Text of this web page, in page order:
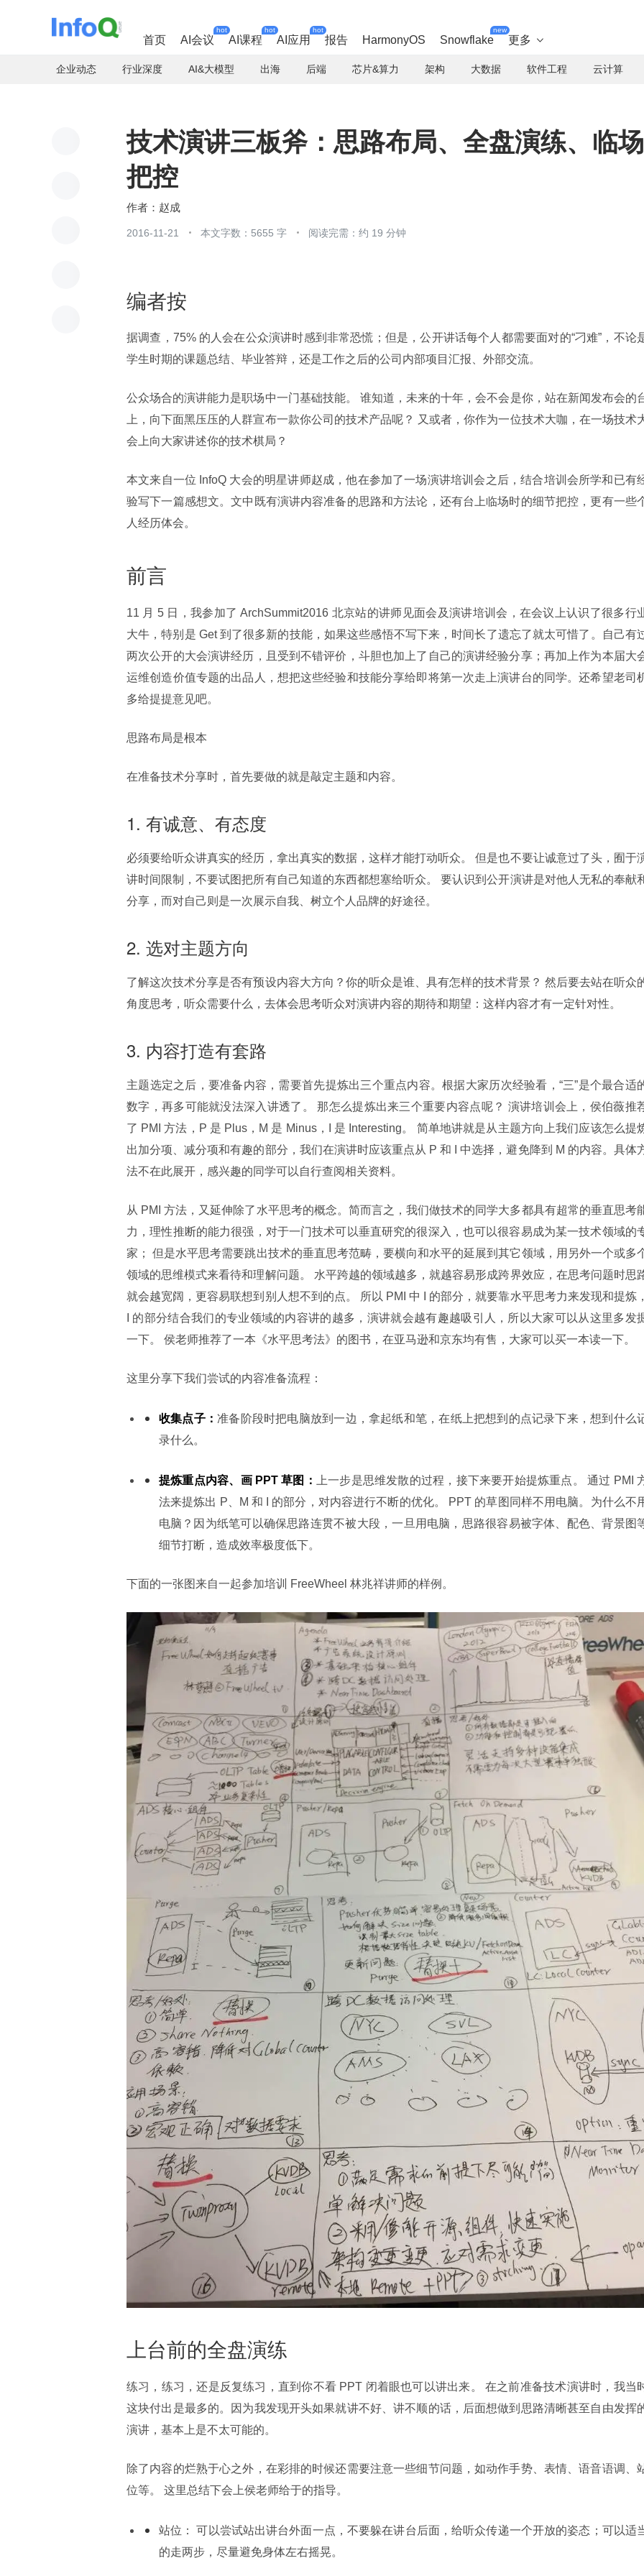
首页 AI会议
hot
AI课程
hot
AI应用
hot
报告 HarmonyOS Snowflake
new
更多 
企业动态 行业深度 AI&大模型 出海 后端 芯片&算力 架构 大数据 软件工程 云计算
技术演讲三板斧：思路布局、全盘演练、临场
把控
赵成
2016-11-21 本文字数：5655 字 阅读完需：约 19 分钟
编者按
据调查，75% 的人会在公众演讲时感到非常恐慌；但是，公开讲话每个人都需要面对的“刁难”，不论
学生时期的课题总结、毕业答辩，还是工作之后的公司内部项目汇报、外部交流。
公众场合的演讲能力是职场中一门基础技能。 谁知道，未来的十年，会不会是你，站在新闻发布会的
上，向下面黑压压的人群宣布一款你公司的技术产品呢？ 又或者，你作为一位技术大咖，在一场技术
会上向大家讲述你的技术棋局？
本文来自一位 InfoQ 大会的明星讲师赵成，他在参加了一场演讲培训会之后，结合培训会所学和已有
验写下一篇感想文。文中既有演讲内容准备的思路和方法论，还有台上临场时的细节把控，更有一些
人经历体会。
前言
11 月 5 日，我参加了 ArchSummit2016 北京站的讲师见面会及演讲培训会，在会议上认识了很多行
大牛，特别是 Get 到了很多新的技能，如果这些感悟不写下来，时间长了遗忘了就太可惜了。自己有
两次公开的大会演讲经历，且受到不错评价，斗胆也加上了自己的演讲经验分享；再加上作为本届大
运维创造价值专题的出品人，想把这些经验和技能分享给即将第一次走上演讲台的同学。还希望老司
多给提提意见吧。
思路布局是根本
在准备技术分享时，首先要做的就是敲定主题和内容。
1. 有诚意、有态度
必须要给听众讲真实的经历，拿出真实的数据，这样才能打动听众。 但是也不要让诚意过了头，囿于
讲时间限制，不要试图把所有自己知道的东西都想塞给听众。 要认识到公开演讲是对他人无私的奉献
分享，而对自己则是一次展示自我、树立个人品牌的好途径。
2. 选对主题方向
了解这次技术分享是否有预设内容大方向？你的听众是谁、具有怎样的技术背景？ 然后要去站在听众
角度思考，听众需要什么，去体会思考听众对演讲内容的期待和期望：这样内容才有一定针对性。
3. 内容打造有套路
主题选定之后，要准备内容，需要首先提炼出三个重点内容。根据大家历次经验看，“三”是个最合适
数字，再多可能就没法深入讲透了。 那怎么提炼出来三个重要内容点呢？ 演讲培训会上，侯伯薇推
了 PMI 方法，P 是 Plus，M 是 Minus，I 是 Interesting。 简单地讲就是从主题方向上我们应该怎么提
出加分项、减分项和有趣的部分，我们在演讲时应该重点从 P 和 I 中选择，避免降到 M 的内容。具体
法不在此展开，感兴趣的同学可以自行查阅相关资料。
从 PMI 方法，又延伸除了水平思考的概念。简而言之，我们做技术的同学大多都具有超常的垂直思考
力，理性推断的能力很强，对于一门技术可以垂直研究的很深入，也可以很容易成为某一技术领域的
家； 但是水平思考需要跳出技术的垂直思考范畴，要横向和水平的延展到其它领域，用另外一个或多
领域的思维模式来看待和理解问题。 水平跨越的领域越多，就越容易形成跨界效应，在思考问题时思
就会越宽阔，更容易联想到别人想不到的点。 所以 PMI 中 I 的部分，就要靠水平思考力来发现和提炼，
I 的部分结合我们的专业领域的内容讲的越多，演讲就会越有趣越吸引人，所以大家可以从这里多发
一下。 侯老师推荐了一本《水平思考法》的图书，在亚马逊和京东均有售，大家可以买一本读一下。
这里分享下我们尝试的内容准备流程：
收集点子：准备阶段时把电脑放到一边，拿起纸和笔，在纸上把想到的点记录下来，想到什么
录什么。
提炼重点内容、画 PPT 草图：
上一步是思维发散的过程，接下来要开始提炼重点。 通过 PMI
法来提炼出 P、M 和 I 的部分，对内容进行不断的优化。 PPT 的草图同样不用电脑。为什么不
电脑？因为纸笔可以确保思路连贯不被大段，一旦用电脑，思路很容易被字体、配色、背景图
细节打断，造成效率极度低下。
下面的一张图来自一起参加培训 FreeWheel 林兆祥讲师的样例。
上台前的全盘演练
练习，练习，还是反复练习，直到你不看 PPT 闭着眼也可以讲出来。 在之前准备技术演讲时，我当
这块付出是最多的。因为我发现开头如果就讲不好、讲不顺的话，后面想做到思路清晰甚至自由发挥
演讲，基本上是不太可能的。
除了内容的烂熟于心之外，在彩排的时候还需要注意一些细节问题，如动作手势、表情、语音语调、
位等。 这里总结下会上侯老师给于的指导。
站位： 可以尝试站出讲台外面一点，不要躲在讲台后面，给听众传递一个开放的姿态；可以适
的走两步，尽量避免身体左右摇晃。